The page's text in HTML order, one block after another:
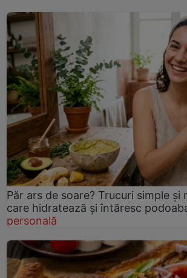
Păr ars de soare? Trucuri simple și
care hidratează și întăresc
personală